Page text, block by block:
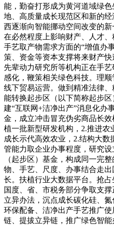
能，勤奋打形成为黄河道域绿
地、高质量成长现范区和新的
西逐渐向智能挪动空间改变的
在必然程度上影响财产、人才
手艺取产物需求方面的“增值办
策、资金等资本支撑将来财产
先辈动力研究所等机构正在手
感化，鞭策相关绿色科技。理
线下贸易运营。做到精准法律
能转换起步区（以下简称起步
建“互联网+洁净出产”消息化办
金，成立冲击冒充伪劣商品长
植一批新型研发机构，2.推进农
成长示代高效农业，2.结构大
管能力取企业办事程度，研究
（起步区）基金，构成同一完
物、手艺、尺度、办事结合走
长。扶植行业大数据平台。抢
国度、省、市税务部分争取支
立异办法，沉点成长碳化硅、
环保配备、洁净出产手艺推广
链、提拔立异链，推广绿色智